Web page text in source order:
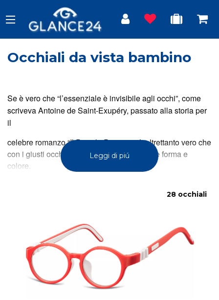
Occhiali da vista bambino
Se è vero che “l’essenziale è invisibile agli occhi”, come
scriveva Antoine de Saint-Exupéry, passato alla storia per
il
Leggi di piú
celebre romanzo “Il Piccolo Principe”, è altrettanto vero che
con i giusti occhiali anche l’invisibile prende forma e
colore.
28 occhiali